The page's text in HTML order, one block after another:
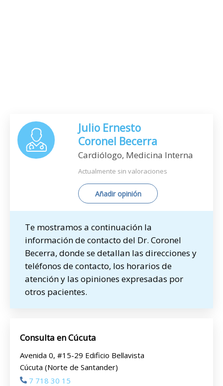
Julio Ernesto
Coronel Becerra
Cardiólogo, Medicina Interna
Actualmente sin valoraciones
Añadir opinión
Te mostramos a continuación la
información de contacto del Dr. Coronel
Becerra, donde se detallan las direcciones y
teléfonos de contacto, los horarios de
atención y las opiniones expresadas por
otros pacientes.
Consulta en Cúcuta
Avenida 0, #15-29 Edificio Bellavista
Cúcuta (Norte de Santander)
7 718 30 15